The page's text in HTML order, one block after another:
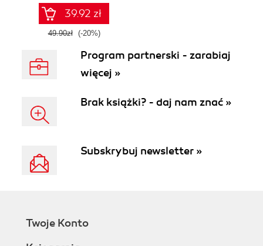
39.92 zł
49.90zł (-20%)
Program partnerski - zarabiaj
więcej »
Brak książki? - daj nam znać »
Subskrybuj newsletter »
Twoje Konto